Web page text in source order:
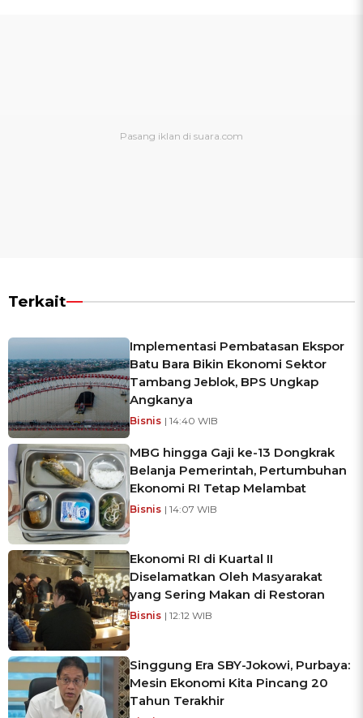
Terkait
Implementasi Pembatasan Ekspor
Batu Bara Bikin Ekonomi Sektor
Tambang Jeblok, BPS Ungkap
Angkanya
Bisnis | 14:40 WIB
MBG hingga Gaji ke-13 Dongkrak
Belanja Pemerintah, Pertumbuhan
Ekonomi RI Tetap Melambat
Bisnis | 14:07 WIB
Ekonomi RI di Kuartal II
Diselamatkan Oleh Masyarakat
yang Sering Makan di Restoran
Bisnis | 12:12 WIB
Singgung Era SBY-Jokowi, Purbaya:
Mesin Ekonomi Kita Pincang 20
Tahun Terakhir